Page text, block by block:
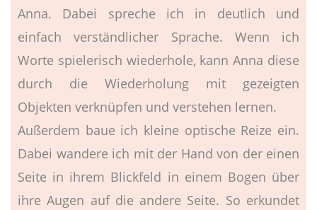
Anna. Dabei spreche ich in deutlich und
einfach verständlicher Sprache. Wenn ich
Worte spielerisch wiederhole, kann Anna diese
durch die Wiederholung mit gezeigten
Objekten verknüpfen und verstehen lernen.
Außerdem baue ich kleine optische Reize ein.
Dabei wandere ich mit der Hand von der einen
Seite in ihrem Blickfeld in einem Bogen über
ihre Augen auf die andere Seite. So erkundet